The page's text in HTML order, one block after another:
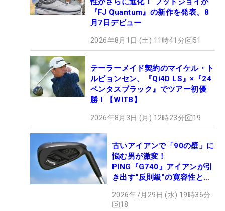
『FJ Quantum』の新作を発表、8
月7日デビュー
2026年8月1日 (土) 11時41分 51
テーラーメイド契約のマイケル・ト
ルビョンセン、『Qi4D LS』×『24
ベンタスブラック』でツアー初優
勝！【WITB】
2026年8月3日 (月) 12時23分 19
古いアイアンで「90の壁」に
悩む男が激変！
PING『G740』アイアンが引
き出す“反則級”の寛容性と飛
2026年7月29日 (水) 19時36分
18